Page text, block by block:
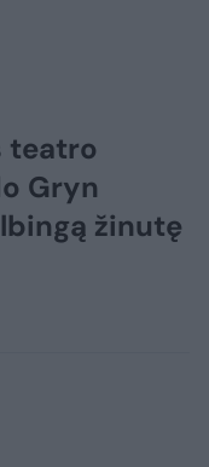
teatro
Gryn
žinutę